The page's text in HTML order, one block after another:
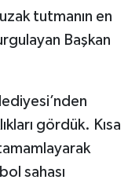
tutmanın en
Başkan
gördük. Kısa
sahası